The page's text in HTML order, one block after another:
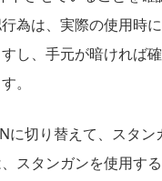
為は、実際の使用時
し、手元が暗ければ
。
に切り替えて、スタン
スタンガンを使用す